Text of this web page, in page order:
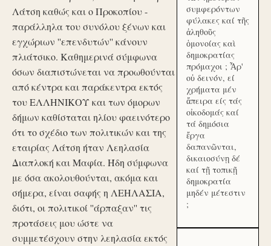
Λάτση καθώς και ο Προκοπίου -
παράλληλα του συνόλου ξένων και
εγχώριων ''επενδυτών'' κάνουν
πλιάτσικο. Καθημερινά σύμφωνα
όσων διαπιστώνεται να προωθούνται
από κέντρα και παράκεντρα εκτός
του ΕΛΛΗΝΙΚΟΥ και των όμορων
δήμων καθίσταται ηλίου φαεινότερο
ότι το σχέδιο των πολιτικών και της
εταιρίας Λάτση ήταν Λεηλασία
Διαπλοκή και Μαφία. Ήδη σύμφωνα
με όσα ακολουθούνται, ακόμα και
σήμερα, είναι σαφής η ΛΕΗΛΑΣΙΑ,
διότι, οι πολιτικοί ''άρπαξαν'' τις
προτάσεις μου ώστε να
συμμετέσχουν στην λεηλασία εκτός
συμφερόντων
φύλακες καί τῆς
ἀληθοῦς
ὁμονοίας καὶ
δημοκρατίας
πρόμαχοι ; Ἆρ'
οὐ δεινόν, εί
χρήματα μέν
ἄπειρα είς τάς
οἰκοδομάς καί
τά δημόσια
ἔργα
δαπανῶνται,
δικαιοσύνῃ δέ
καί τῇ τοπικῇ
δημοκρατία
μηδέν μέτεστιν
;